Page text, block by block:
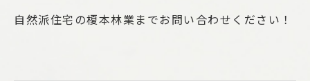
自然派住宅の榎本林業までお問い合わせください！